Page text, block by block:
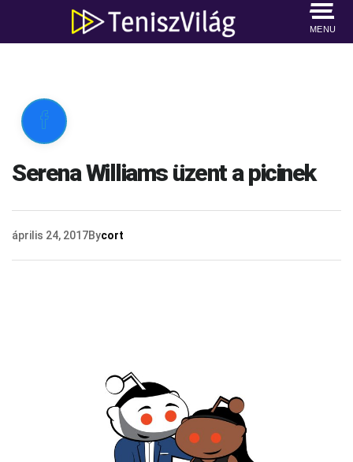
MENU

Serena Williams üzent a picinek
április 24, 2017Bycort